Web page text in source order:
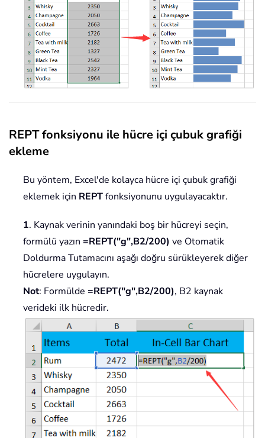
REPT fonksiyonu ile hücre içi çubuk grafiği
ekleme
Bu yöntem, Excel'de kolayca hücre içi çubuk grafiği
eklemek için REPTfonksiyonunu uygulayacaktır.
1. Kaynak verinin yanındaki boş bir hücreyi seçin,
formülü yazın =REPT("g",B2/200) ve Otomatik
Doldurma Tutamacını aşağı doğru sürükleyerek diğer
hücrelere uygulayın.
Not: Formülde =REPT("g",B2/200), B2 kaynak
verideki ilk hücredir.